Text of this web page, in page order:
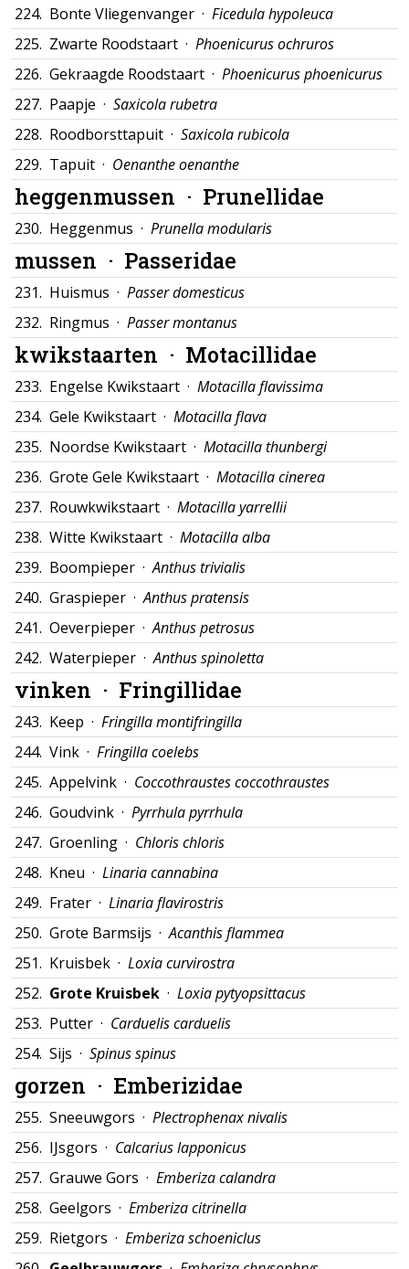
224. Bonte Vliegenvanger · Ficedula hypoleuca
225. Zwarte Roodstaart · Phoenicurus ochruros
226. Gekraagde Roodstaart · Phoenicurus phoenicurus
227. Paapje · Saxicola rubetra
228. Roodborsttapuit · Saxicola rubicola
229. Tapuit · Oenanthe oenanthe
heggenmussen · Prunellidae
230. Heggenmus · Prunella modularis
mussen · Passeridae
231. Huismus · Passer domesticus
232. Ringmus · Passer montanus
kwikstaarten · Motacillidae
233. Engelse Kwikstaart · Motacilla flavissima
234. Gele Kwikstaart · Motacilla flava
235. Noordse Kwikstaart · Motacilla thunbergi
236. Grote Gele Kwikstaart · Motacilla cinerea
237. Rouwkwikstaart · Motacilla yarrellii
238. Witte Kwikstaart · Motacilla alba
239. Boompieper ·Anthus trivialis
240. Graspieper ·Anthus pratensis
241. Oeverpieper ·Anthus petrosus
242. Waterpieper ·Anthus spinoletta
vinken · Fringillidae
243. Keep · Fringilla montifringilla
244. Vink · Fringilla coelebs
245. Appelvink · Coccothraustes coccothraustes
246. Goudvink · Pyrrhula pyrrhula
247. Groenling · Chloris chloris
248. Kneu · Linaria cannabina
249. Frater · Linaria flavirostris
250. Grote Barmsijs ·Acanthis flammea
251. Kruisbek · Loxia curvirostra
252. Grote Kruisbek · Loxia pytyopsittacus
253. Putter · Carduelis carduelis
254. Sijs · Spinus spinus
gorzen · Emberizidae
255. Sneeuwgors · Plectrophenax nivalis
256. IJsgors · Calcarius lapponicus
257. Grauwe Gors · Emberiza calandra
258. Geelgors · Emberiza citrinella
259. Rietgors · Emberiza schoeniclus